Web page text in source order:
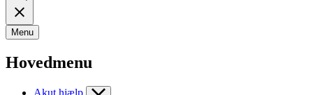
Menu
Hovedmenu
Akut hjælp